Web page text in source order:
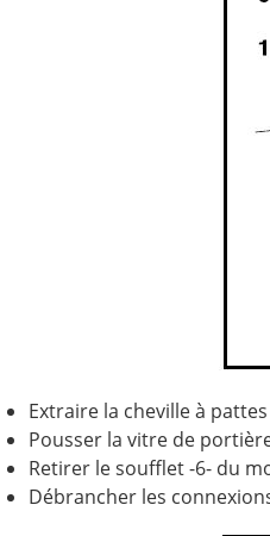
Extraire la cheville à
Pousser la vitre de
Retirer le soufflet -6- du
Débrancher les